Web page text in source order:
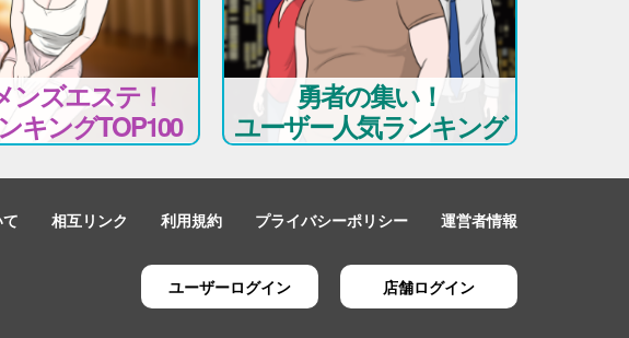
ンズエステ！
キングTOP100
勇者の集い！
ユーザー人気ランキング
相互リンク 利用規約 プライバシーポリシー 運営者情報
ユーザーログイン 店舗ログイン